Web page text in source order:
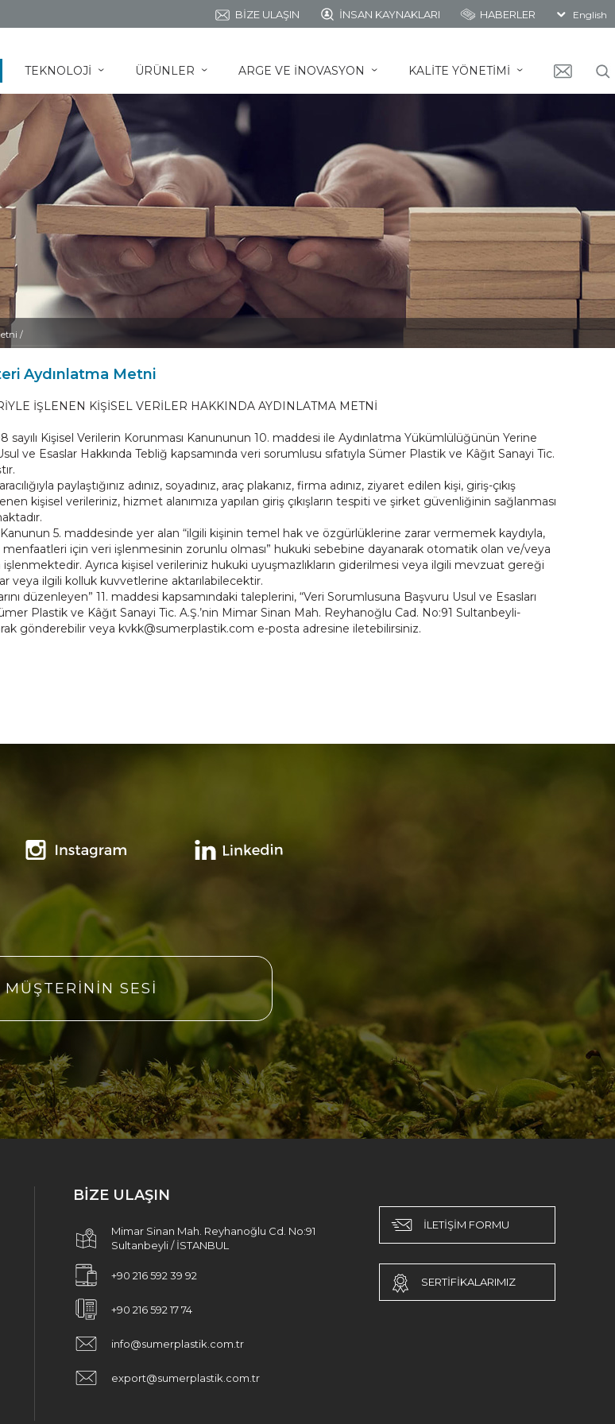
BİZE ULAŞIN İNSAN KAYNAKLARI HABERLER English
TEKNOLOJİ ˇ ÜRÜNLER ˇ ARGE VE İNOVASYON ˇ KALİTE YÖNETİMİ ˇ
/
Aydınlatma Metni
İŞLENEN KİŞİSEL VERİLER HAKKINDA AYDINLATMA METNİ
sayılı Kişisel Verilerin Korunması Kanununun 10. maddesi ile Aydınlatma Yükümlülüğünün Yerine
ve Esaslar Hakkında Tebliğ kapsamında veri sorumlusu sıfatıyla Sümer Plastik ve Kâğıt Sanayi Tic.
paylaştığınız adınız, soyadınız, araç plakanız, firma adınız, ziyaret edilen kişi, giriş-çıkış
kişisel verileriniz, hizmet alanımıza yapılan giriş çıkışların tespiti ve şirket güvenliğinin sağlanması
5. maddesinde yer alan “ilgili kişinin temel hak ve özgürlüklerine zarar vermemek kaydıyla,
için veri işlenmesinin zorunlu olması” hukuki sebebine dayanarak otomatik olan ve/veya
Ayrıca kişisel verileriniz hukuki uyuşmazlıkların giderilmesi veya ilgili mevzuat gereği
veya ilgili kolluk kuvvetlerine aktarılabilecektir.
düzenleyen” 11. maddesi kapsamındaki taleplerini, “Veri Sorumlusuna Başvuru Usul ve Esasları
Plastik ve Kâğıt Sanayi Tic. A.Ş.’nin Mimar Sinan Mah. Reyhanoğlu Cad. No:91 Sultanbeyli-
gönderebilir veya kvkk@sumerplastik.com e-posta adresine iletebilirsiniz.
MÜŞTERİNİN SESİ
BİZE ULAŞIN
Mimar Sinan Mah. Reyhanoğlu Cd. No:91
Sultanbeyli / İSTANBUL
+90 216 592 39 92
+90 216 592 17 74
info@sumerplastik.com.tr
export@sumerplastik.com.tr
İLETİŞİM FORMU
SERTİFİKALARIMIZ